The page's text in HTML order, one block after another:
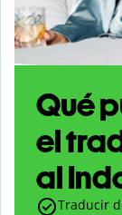
Qué
el
al
Traducir